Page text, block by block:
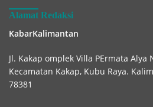
Alamat Redaksi
KabarKalimantan
Jl. Kakap omplek Villa PErmata Alya
Kecamatan Kakap, Kubu Raya.
78381